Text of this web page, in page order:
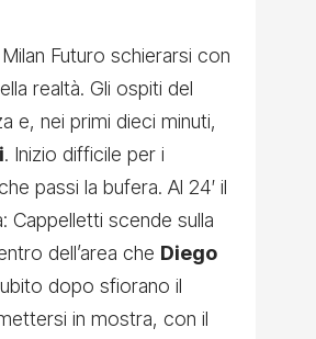
Futuro schierarsi con
realtà. Gli ospiti del
e, nei primi dieci minuti,
. Inizio difficile per i
passi la bufera. Al 24′ il
Cappelletti scende sulla
dell’area che Diego
dopo sfiorano il
in mostra, con il